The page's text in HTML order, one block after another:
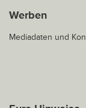
Werben
Mediadaten und